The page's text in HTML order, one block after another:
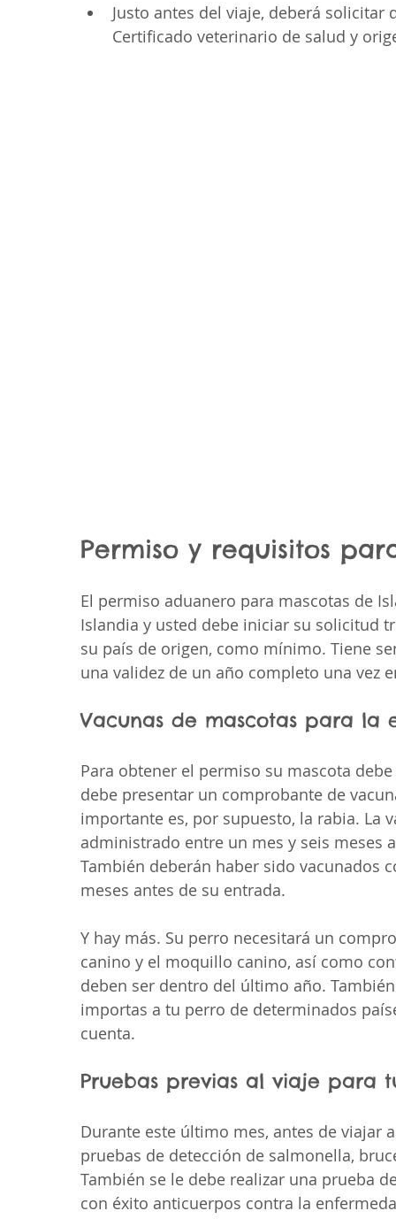
Justo antes del viaje, deberá
Certificado veterinario de salud y
Permiso y requisitos
El permiso aduanero para mascotas de
Islandia y usted debe iniciar su solicitud
su país de origen, como mínimo. Tiene
una validez de un año completo una vez
Vacunas de mascotas para la
Para obtener el permiso su mascota
debe presentar un comprobante de
importante es, por supuesto, la rabia. La
administrado entre un mes y seis meses
También deberán haber sido vacunados
meses antes de su entrada.
Y hay más. Su perro necesitará un
canino y el moquillo canino, así como
deben ser dentro del último año.
importas a tu perro de determinados
cuenta.
Pruebas previas al viaje para
Durante este último mes, antes de viajar
pruebas de detección de salmonella,
También se le debe realizar una prueba
con éxito anticuerpos contra la